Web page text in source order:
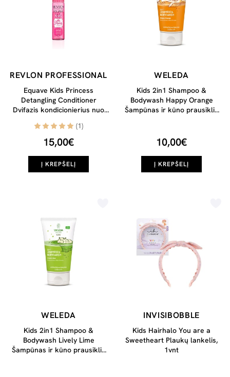
REVLON PROFESSIONAL
Equave Kids Princess
Detangling Conditioner
Dvifazis kondicionierius nuo
200ml
(1)
15,00€
Į KREPŠELĮ
WELEDA
Kids 2in1 Shampoo &
Bodywash Happy Orange
Šampūnas ir kūno prausiklis
10,00€
Į KREPŠELĮ
WELEDA
Kids 2in1 Shampoo &
Bodywash Lively Lime
Šampūnas ir kūno prausiklis
INVISIBOBBLE
Kids Hairhalo You are a
Sweetheart Plaukų lankelis,
1vnt